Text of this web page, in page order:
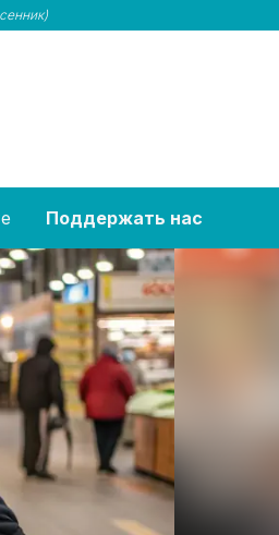
Поддержать нас